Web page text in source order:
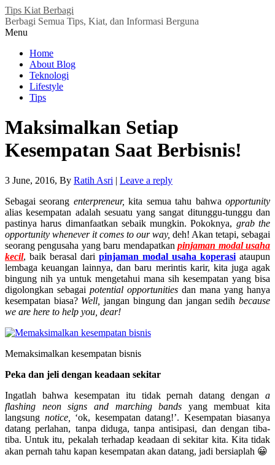
Tips Kiat Berbagi
Berbagi Semua Tips, Kiat, dan Informasi Berguna
Menu
Home
About Blog
Teknologi
Lifestyle
Tips
Maksimalkan Setiap
Kesempatan Saat Berbisnis!
3 June, 2016, By Ratih Asri | Leave a reply
Sebagai seorang enterpreneur,kita semua tahu bahwaopportunity
alias kesempatan adalah sesuatu yang sangat ditunggu-tunggu dan
pastinya harus dimanfaatkan sebaik mungkin. Pokoknya, grab the
opportunity whenever it comes to our way, deh! Akan tetapi, sebagai
seorang pengusaha yang baru mendapatkanpinjaman modal usaha
kecil, baik berasal dari pinjaman modal usaha koperasi ataupun
lembaga keuangan lainnya, dan baru merintis karir, kita juga agak
bingung nih ya untuk mengetahui mana sih kesempatan yang bisa
digolongkan sebagai potential opportunities dan mana yang hanya
kesempatan biasa? Well, jangan bingung dan jangan sedih because
we are here to help you, dear!
Memaksimalkan kesempatan bisnis
Peka dan jeli dengan keadaan sekitar
Ingatlah bahwa kesempatan itu tidak pernah datang dengan a
flashing neon signs and marching bands yang membuat kita
langsung notice, ‘ok, kesempatan datang!’. Kesempatan biasanya
datang perlahan, tanpa diduga, tanpa antisipasi, dan dengan tiba-
tiba. Untuk itu, pekalah terhadap keadaan di sekitar kita. Kita tidak
akan pernah tahu kapan kesempatan akan datang, jadi bersiaplah 😀